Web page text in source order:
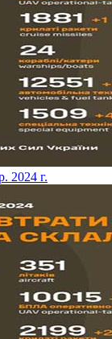
2024 г.